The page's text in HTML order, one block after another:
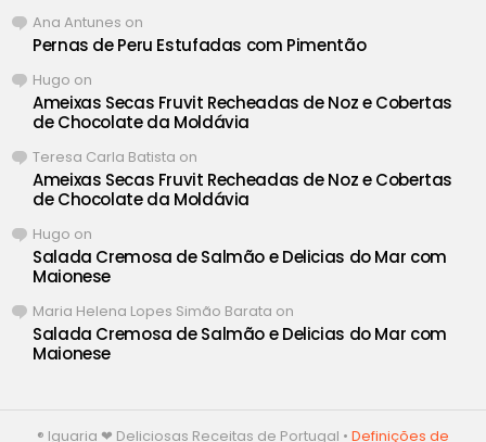
Ana Antunes on
Pernas de Peru Estufadas com Pimentão
Hugo on
Ameixas Secas Fruvit Recheadas de Noz e Cobertas
de Chocolate da Moldávia
Teresa Carla Batista on
Ameixas Secas Fruvit Recheadas de Noz e Cobertas
de Chocolate da Moldávia
Hugo on
Salada Cremosa de Salmão e Delicias do Mar com
Maionese
Maria Helena Lopes Simão Barata on
Salada Cremosa de Salmão e Delicias do Mar com
Maionese
® Iguaria ❤ Deliciosas Receitas de Portugal • Definições de